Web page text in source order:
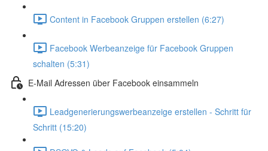
Content in Facebook Gruppen erstellen (6:27)
Facebook Werbeanzeige für Facebook Gruppen
schalten (5:31)
E-Mail Adressen über Facebook einsammeln
Leadgenerierungswerbeanzeige erstellen - Schritt für
Schritt (15:20)